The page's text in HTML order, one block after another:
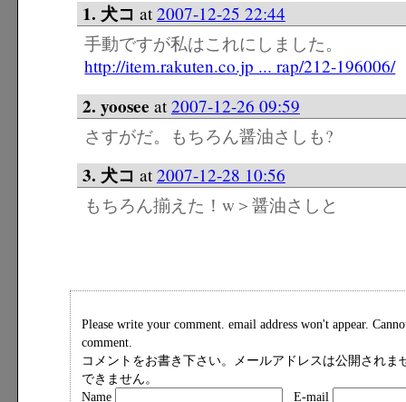
1. 犬コ at 2007-12-25 22:44
手動ですが私はこれにしました。
http://item.rakuten.co.jp ... rap/212-196006/
2. yoosee at 2007-12-26 09:59
さすがだ。もちろん醤油さしも?
3. 犬コ at 2007-12-28 10:56
もちろん揃えた！w＞醤油さしと
Please write your comment. email address won't appear.
comment.
コメントをお書き下さい。メールアドレスは公開され
できません。
Name
E-mail